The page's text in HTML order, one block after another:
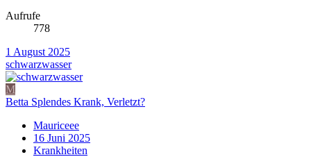
Aufrufe
778
1 August 2025
schwarzwasser
M
Betta Splendes Krank, Verletzt?
Mauriceee
16 Juni 2025
Krankheiten